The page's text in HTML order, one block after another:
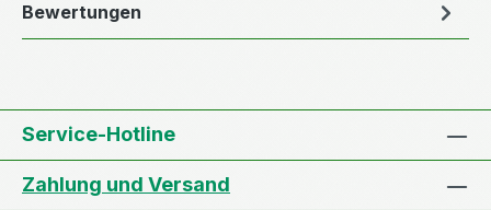
Bewertungen
Service-Hotline
Zahlung und Versand